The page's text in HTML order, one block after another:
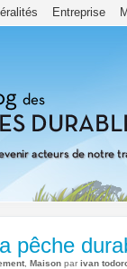
Entreprise
pêche
Maison par ivan